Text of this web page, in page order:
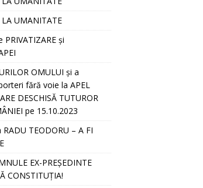
UMANITATE
PRIVATIZARE și
OMULUI și a
fără voie la APEL
DESCHISĂ TUTUROR
pe 15.10.2023
RADU TEODORU – A FI
EX-PREȘEDINTE
CONSTITUȚIA!